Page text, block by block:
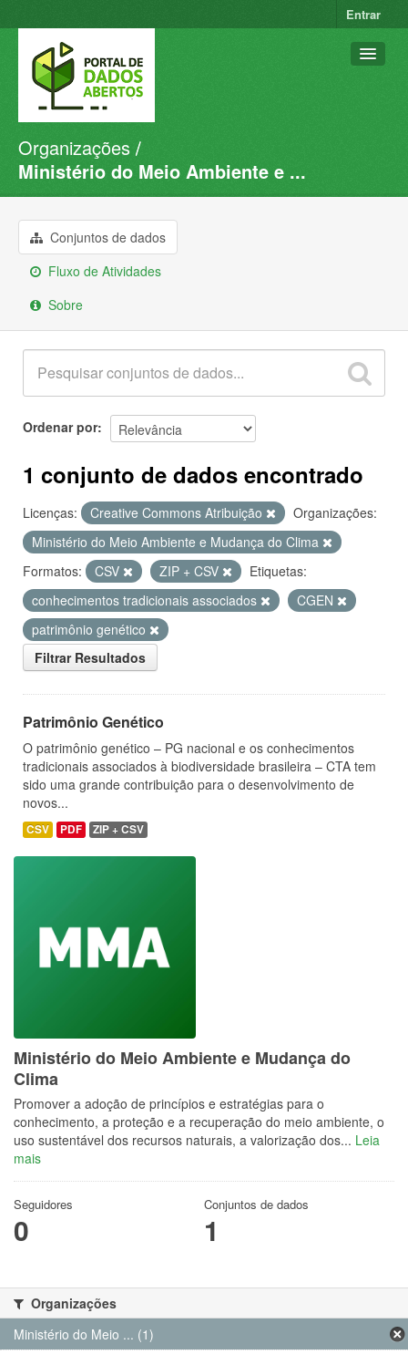
Entrar
Conjuntos de dados
Organizações
Sobre
Organizações
Ministério do Meio Ambiente e ...
Conjuntos de dados
Fluxo de Atividades
Sobre
Ordenar por
1 conjunto de dados encontrado
Licenças: Creative Commons Atribuição
Organizações:
Ministério do Meio Ambiente e Mudança do Clima
Formatos:
CSV ZIP + CSV
Etiquetas:
conhecimentos tradicionais associados
CGEN
patrimônio genético
Filtrar Resultados
Patrimônio Genético
O patrimônio genético – PG nacional e os conhecimentos
tradicionais associados à biodiversidade brasileira – CTA tem
sido uma grande contribuição para o desenvolvimento de
novos...
CSV PDF ZIP + CSV
Ministério do Meio Ambiente e Mudança do
Clima
Promover a adoção de princípios e estratégias para o
conhecimento, a proteção e a recuperação do meio ambiente, o
uso sustentável dos recursos naturais, a valorização dos... Leia
mais
Seguidores
0
Conjuntos de dados
1
Organizações
Ministério do Meio ... (1)